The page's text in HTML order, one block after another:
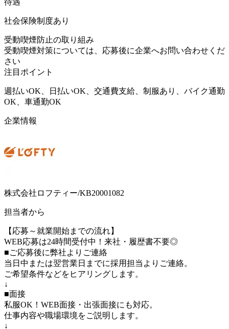
社会保険制度あり
受動喫煙防止の取り組み
受動喫煙対策については、応募後に企業へお問い合わせくだ
さい
注目ポイント
週払いOK、日払いOK、交通費支給、制服あり、バイク通勤
OK、車通勤OK
企業情報
株式会社ロフティー/KB20001082
担当者から
【応募～就業開始までの流れ】
WEB応募は24時間受付中！来社・履歴書不要◎
■ご応募後に弊社よりご連絡
当日中または翌営業日までに採用担当よりご連絡。
ご希望条件などをヒアリングします。
↓
■面接
私服OK！WEB面接・出張面接にも対応。
仕事内容や職場環境をご説明します。
↓